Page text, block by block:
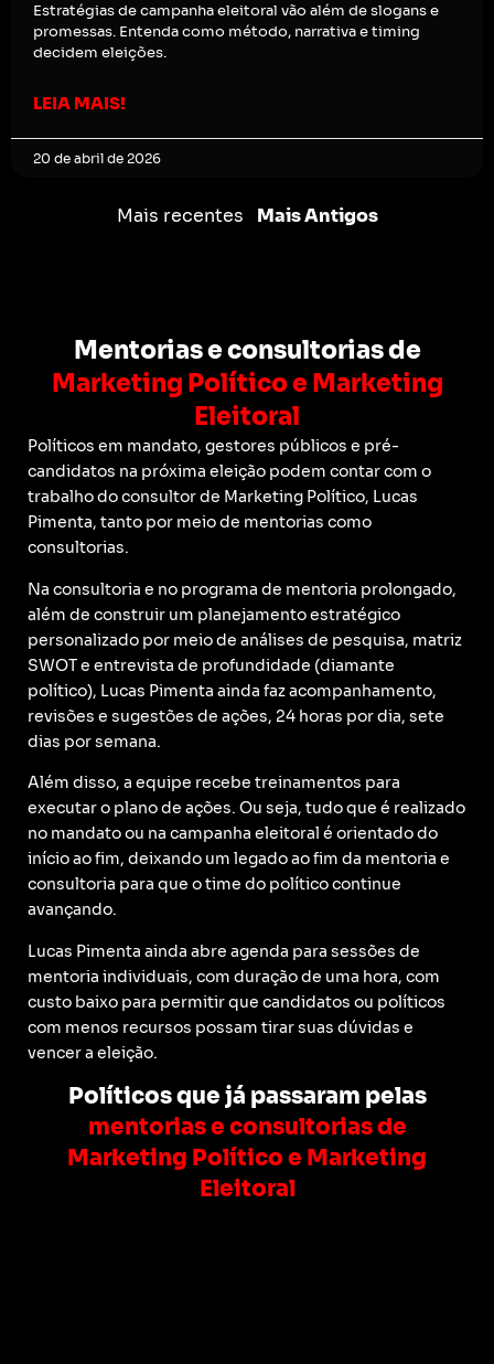
Estratégias de campanha eleitoral vão além de slogans e
promessas. Entenda como método, narrativa e timing
decidem eleições.
LEIA MAIS!
20 de abril de 2026
Mais recentes Mais Antigos
Mentorias e consultorias de
Marketing Político e Marketing
Eleitoral
Políticos em mandato, gestores públicos e pré-
candidatos na próxima eleição podem contar com o
trabalho do consultor de Marketing Político, Lucas
Pimenta, tanto por meio de mentorias como
consultorias.
Na consultoria e no programa de mentoria prolongado,
além de construir um planejamento estratégico
personalizado por meio de análises de pesquisa, matriz
SWOT e entrevista de profundidade (diamante
político), Lucas Pimenta ainda faz acompanhamento,
revisões e sugestões de ações, 24 horas por dia, sete
dias por semana.
Além disso, a equipe recebe treinamentos para
executar o plano de ações. Ou seja, tudo que é realizado
no mandato ou na campanha eleitoral é orientado do
início ao fim, deixando um legado ao fim da mentoria e
consultoria para que o time do político continue
avançando.
Lucas Pimenta ainda abre agenda para sessões de
mentoria individuais, com duração de uma hora, com
custo baixo para permitir que candidatos ou políticos
com menos recursos possam tirar suas dúvidas e
vencer a eleição.
Políticos que já passaram pelas
mentorias e consultorias de
Marketing Político e Marketing
Eleitoral